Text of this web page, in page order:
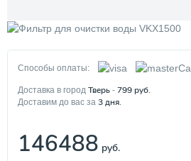
Способы оплаты:
Доставка в город Тверь - 799руб.
Доставим до вас за 3дня.
146488 руб.